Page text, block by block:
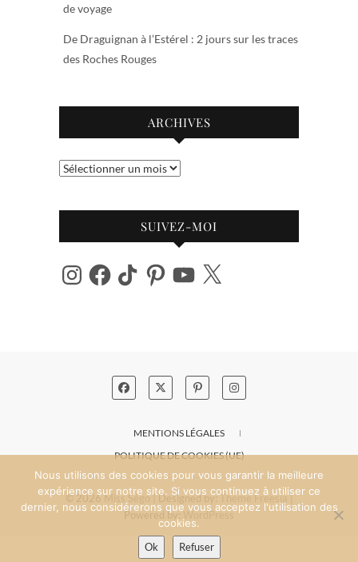
de voyage
De Draguignan à l’Estérel : 2 jours sur les traces
des Roches Rouges
ARCHIVES
Archives
SUIVEZ-MOI
InstagramFacebook
TikTok PinterestYouTube
X
MENTIONS LÉGALES
POLITIQUE DE COOKIES (UE)
© 2026Miss Ségo| Designed by:Theme Freesia|
Powered by:WordPress
Nous utilisons des cookies pour vous garantir la meilleure
expérience sur notre site. Si vous continuez à utiliser ce
dernier, nous considérerons que vous acceptez l'utilisation des
cookies.
Ok
Refuser